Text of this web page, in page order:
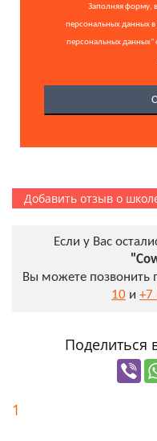
Заполняя форму,
персональных данных
персональных данных"
Добавить отзыв о
Если у Вас
Вы можете позвонить
10 и +7
Поделиться
1